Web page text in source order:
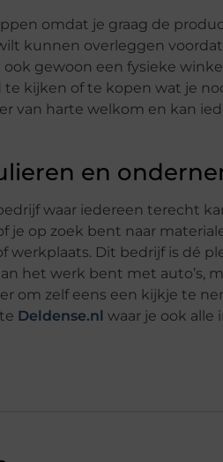
omdat je graag de
kunnen overleggen
gewoon een fysieke
kijken of te kopen wat je
van harte welkom en kan
en
waar iedereen terecht
je op zoek bent naar
werkplaats. Dit bedrijf is dé
het werk bent met auto’s,
om zelf eens een kijkje te
Deldense.nl waar je ook alle